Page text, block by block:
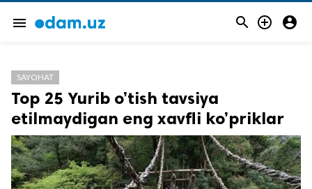
menu   
SAYOHAT
Top 25 Yurib o’tish tavsiya
etilmaydigan eng xavfli ko’priklar